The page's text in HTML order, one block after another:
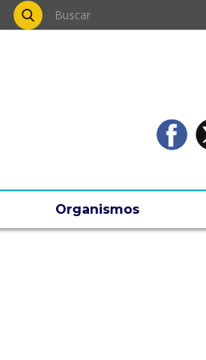
Organismos